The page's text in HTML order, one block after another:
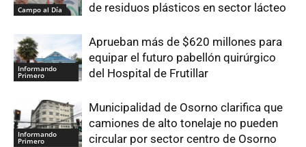
Campo al Día
de residuos plásticos en sector lácteo
Informando
Primero
Aprueban más de $620 millones para
equipar el futuro pabellón quirúrgico
del Hospital de Frutillar
Informando
Primero
Municipalidad de Osorno clarifica que
camiones de alto tonelaje no pueden
circular por sector centro de Osorno